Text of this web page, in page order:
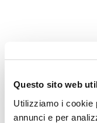
Questo sito web
Utilizziamo i cookie
annunci e per
Hai